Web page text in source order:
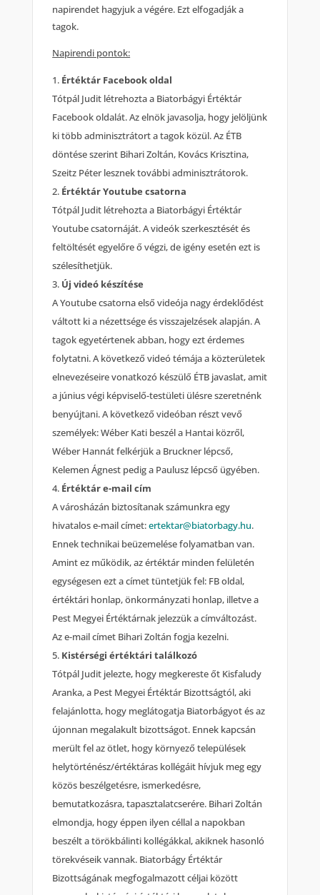
napirendet hagyjuk a végére. Ezt elfogadják a
tagok.
Napirendi pontok:
Értéktár Facebook oldal
Tótpál Judit létrehozta a Biatorbágyi Értéktár
Facebook oldalát. Az elnök javasolja, hogy jelöljünk
ki több adminisztrátort a tagok közül. Az ÉTB
döntése szerint Bihari Zoltán, Kovács Krisztina,
Szeitz Péter lesznek további adminisztrátorok.
Értéktár Youtube csatorna
Tótpál Judit létrehozta a Biatorbágyi Értéktár
Youtube csatornáját. A videók szerkesztését és
feltöltését egyelőre ő végzi, de igény esetén ezt is
szélesíthetjük.
Új videó készítése
A Youtube csatorna első videója nagy érdeklődést
váltott ki a nézettsége és visszajelzések alapján. A
tagok egyetértenek abban, hogy ezt érdemes
folytatni. A következő videó témája a közterületek
elnevezéseire vonatkozó készülő ÉTB javaslat, amit
a június végi képviselő-testületi ülésre szeretnénk
benyújtani. A következő videóban részt vevő
személyek: Wéber Kati beszél a Hantai közről,
Wéber Hannát felkérjük a Bruckner lépcső,
Kelemen Ágnest pedig a Paulusz lépcső ügyében.
Értéktár e-mail cím
A városházán biztosítanak számunkra egy
hivatalos e-mail címet:ertektar@biatorbagy.hu.
Ennek technikai beüzemelése folyamatban van.
Amint ez működik, az értéktár minden felületén
egységesen ezt a címet tüntetjük fel: FB oldal,
értéktári honlap, önkormányzati honlap, illetve a
Pest Megyei Értéktárnak jelezzük a címváltozást.
Az e-mail címet Bihari Zoltán fogja kezelni.
Kistérségi értéktári találkozó
Tótpál Judit jelezte, hogy megkereste őt Kisfaludy
Aranka, a Pest Megyei Értéktár Bizottságtól, aki
felajánlotta, hogy meglátogatja Biatorbágyot és az
újonnan megalakult bizottságot. Ennek kapcsán
merült fel az ötlet, hogy környező települések
helytörténész/értéktáras kollégáit hívjuk meg egy
közös beszélgetésre, ismerkedésre,
bemutatkozásra, tapasztalatcserére. Bihari Zoltán
elmondja, hogy éppen ilyen céllal a napokban
beszélt a törökbálinti kollégákkal, akiknek hasonló
törekvéseik vannak. Biatorbágy Értéktár
Bizottságának megfogalmazott céljai között